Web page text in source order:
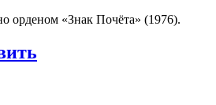
орденом «Знак Почёта» (1976).